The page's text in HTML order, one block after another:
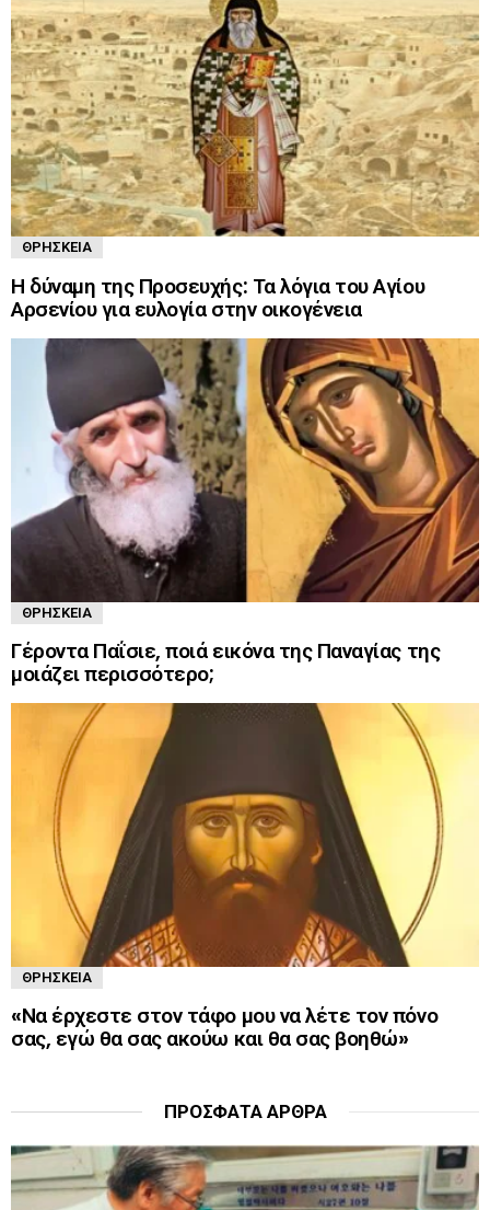
ΘΡΗΣΚΕΊΑ
Η δύναμη της Προσευχής: Τα λόγια του Αγίου
Αρσενίου για ευλογία στην οικογένεια
ΘΡΗΣΚΕΊΑ
Γέροντα Παΐσιε, ποιά εικόνα της Παναγίας της
μοιάζει περισσότερο;
ΘΡΗΣΚΕΊΑ
«Να έρχεστε στον τάφο μου να λέτε τον πόνο
σας, εγώ θα σας ακούω και θα σας βοηθώ»
ΠΡΌΣΦΑΤΑ ΆΡΘΡΑ